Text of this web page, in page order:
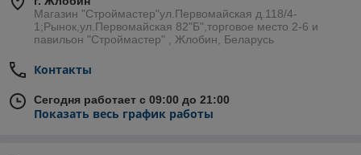
Магазин "Строймастер"ул.Первомайская д.118/4-
1;Рынок,ул.Первомайская 82"Б",торговое место 2-6 и
павильон "Строймастер" , Жлобин, Беларусь
Контакты
Сегодня работает с 09:00 до 21:00
Показать весь график работы